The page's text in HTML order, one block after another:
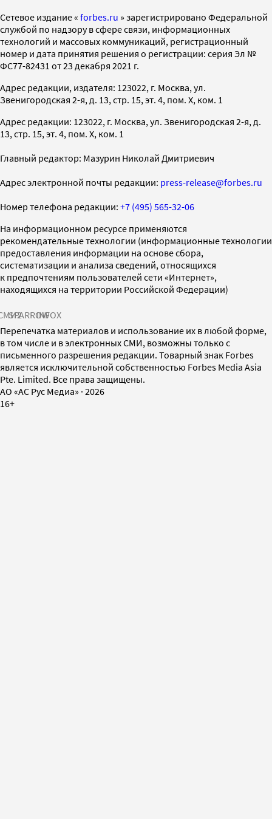
Cетевое издание « forbes.ru » зарегистрировано Федеральной
службой по надзору в сфере связи, информационных
технологий и массовых коммуникаций, регистрационный
номер и дата принятия решения о регистрации: серия Эл №
ФС77-82431 от 23 декабря 2021 г.
Адрес редакции, издателя: 123022, г. Москва, ул.
Звенигородская 2-я, д. 13, стр. 15, эт. 4, пом. X, ком. 1
Адрес редакции: 123022, г. Москва, ул. Звенигородская 2-я, д.
13, стр. 15, эт. 4, пом. X, ком. 1
Главный редактор: Мазурин Николай Дмитриевич
Адрес электронной почты редакции: press-release@forbes.ru
Номер телефона редакции: +7 (495) 565-32-06
На информационном ресурсе применяются
рекомендательные технологии (информационные технологии
предоставления информации на основе сбора,
систематизации и анализа сведений, относящихся
к предпочтениям пользователей сети «Интернет»,
находящихся на территории Российской Федерации)
SPARROWINFOX
Перепечатка материалов и использование их в любой форме,
в том числе и в электронных СМИ, возможны только с
письменного разрешения редакции. Товарный знак Forbes
является исключительной собственностью Forbes Media Asia
Pte. Limited. Все права защищены.
AO «АС Рус Медиа» · 2026
16+